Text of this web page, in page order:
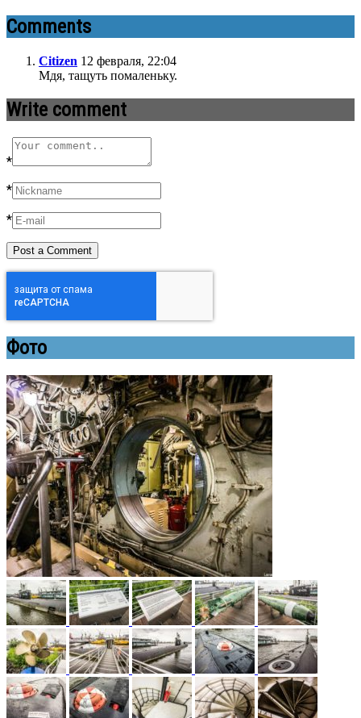
Comments
Citizen 12 февраля, 22:04
Мдя, тащуть помаленьку.
Write comment
*
*
*
Фото